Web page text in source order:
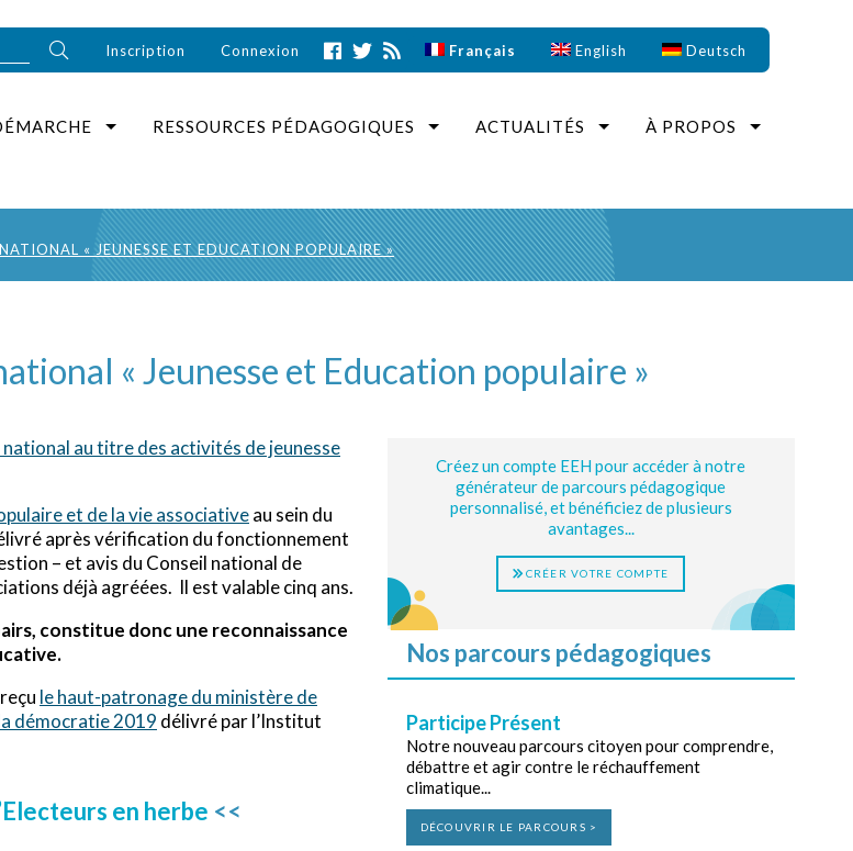
Inscription Connexion Français English Deutsch
RESSOURCES PÉDAGOGIQUES ACTUALITÉS À PROPOS
« JEUNESSE ET EDUCATION POPULAIRE »
« Jeunesse et Education populaire »
national au titre des activités de jeunesse
et de la vie associativeau sein du
après vérification du fonctionnement
– et avis du Conseil national de
déjà agréées. Il est valable cinq ans.
constitue donc une reconnaissance
le haut-patronage du ministère de
démocratie 2019 délivré par l’Institut
en herbe <<
Créez un compte EEH pour accéder à notre
générateur de parcours pédagogique
personnalisé, et bénéficiez de plusieurs
avantages...
CRÉER VOTRE COMPTE
Nos parcours pédagogiques
Participe Présent
Notre nouveau parcours citoyen pour comprendre,
débattre et agir contre le réchauffement
climatique...
DÉCOUVRIR LE PARCOURS >